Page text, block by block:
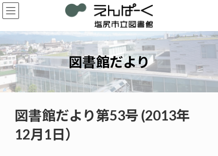
コ
ン
ン
ツ
へ
ス
キ
ッ
プ
ナ
ビ
ー
シ
ョ
ン
に
移
動
図書館だより
図書館だより第53号 (2013年
12月1日）